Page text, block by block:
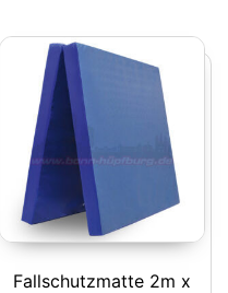
Fallschutzmatte 2m x